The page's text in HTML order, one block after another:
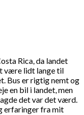
Rica, da landet
være lidt lange til
Bus er rigtig nemt og
en bil i landet, men
det var det værd.
erfaringer fra mit